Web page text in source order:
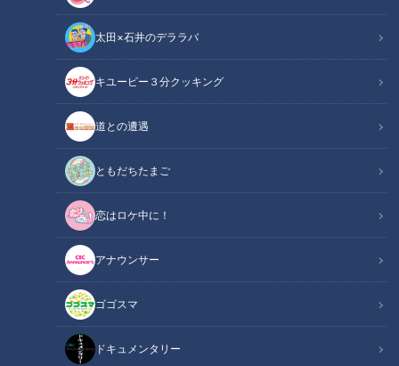
太田×石井のデララバ
キユーピー３分クッキング
道との遭遇
ともだちたまご
恋はロケ中に！
アナウンサー
ゴゴスマ
ドキュメンタリー
チャント！
「よしお兄さんのもっと“みえ”推し！」動画
三重県では、社員や地域、顧客など自社に関わるものに対し
て、よりよい機会や環境、製品・サービスを提供し、喜んでも
らうために努力・工夫する企業を表彰しています。
令和3年度に受賞したのは8社。そのひとつ、松阪市にある包
装紙の印刷や加工、段ボールのデザインなどを扱う会社が実践
していることとは？
イチ推し！フォト